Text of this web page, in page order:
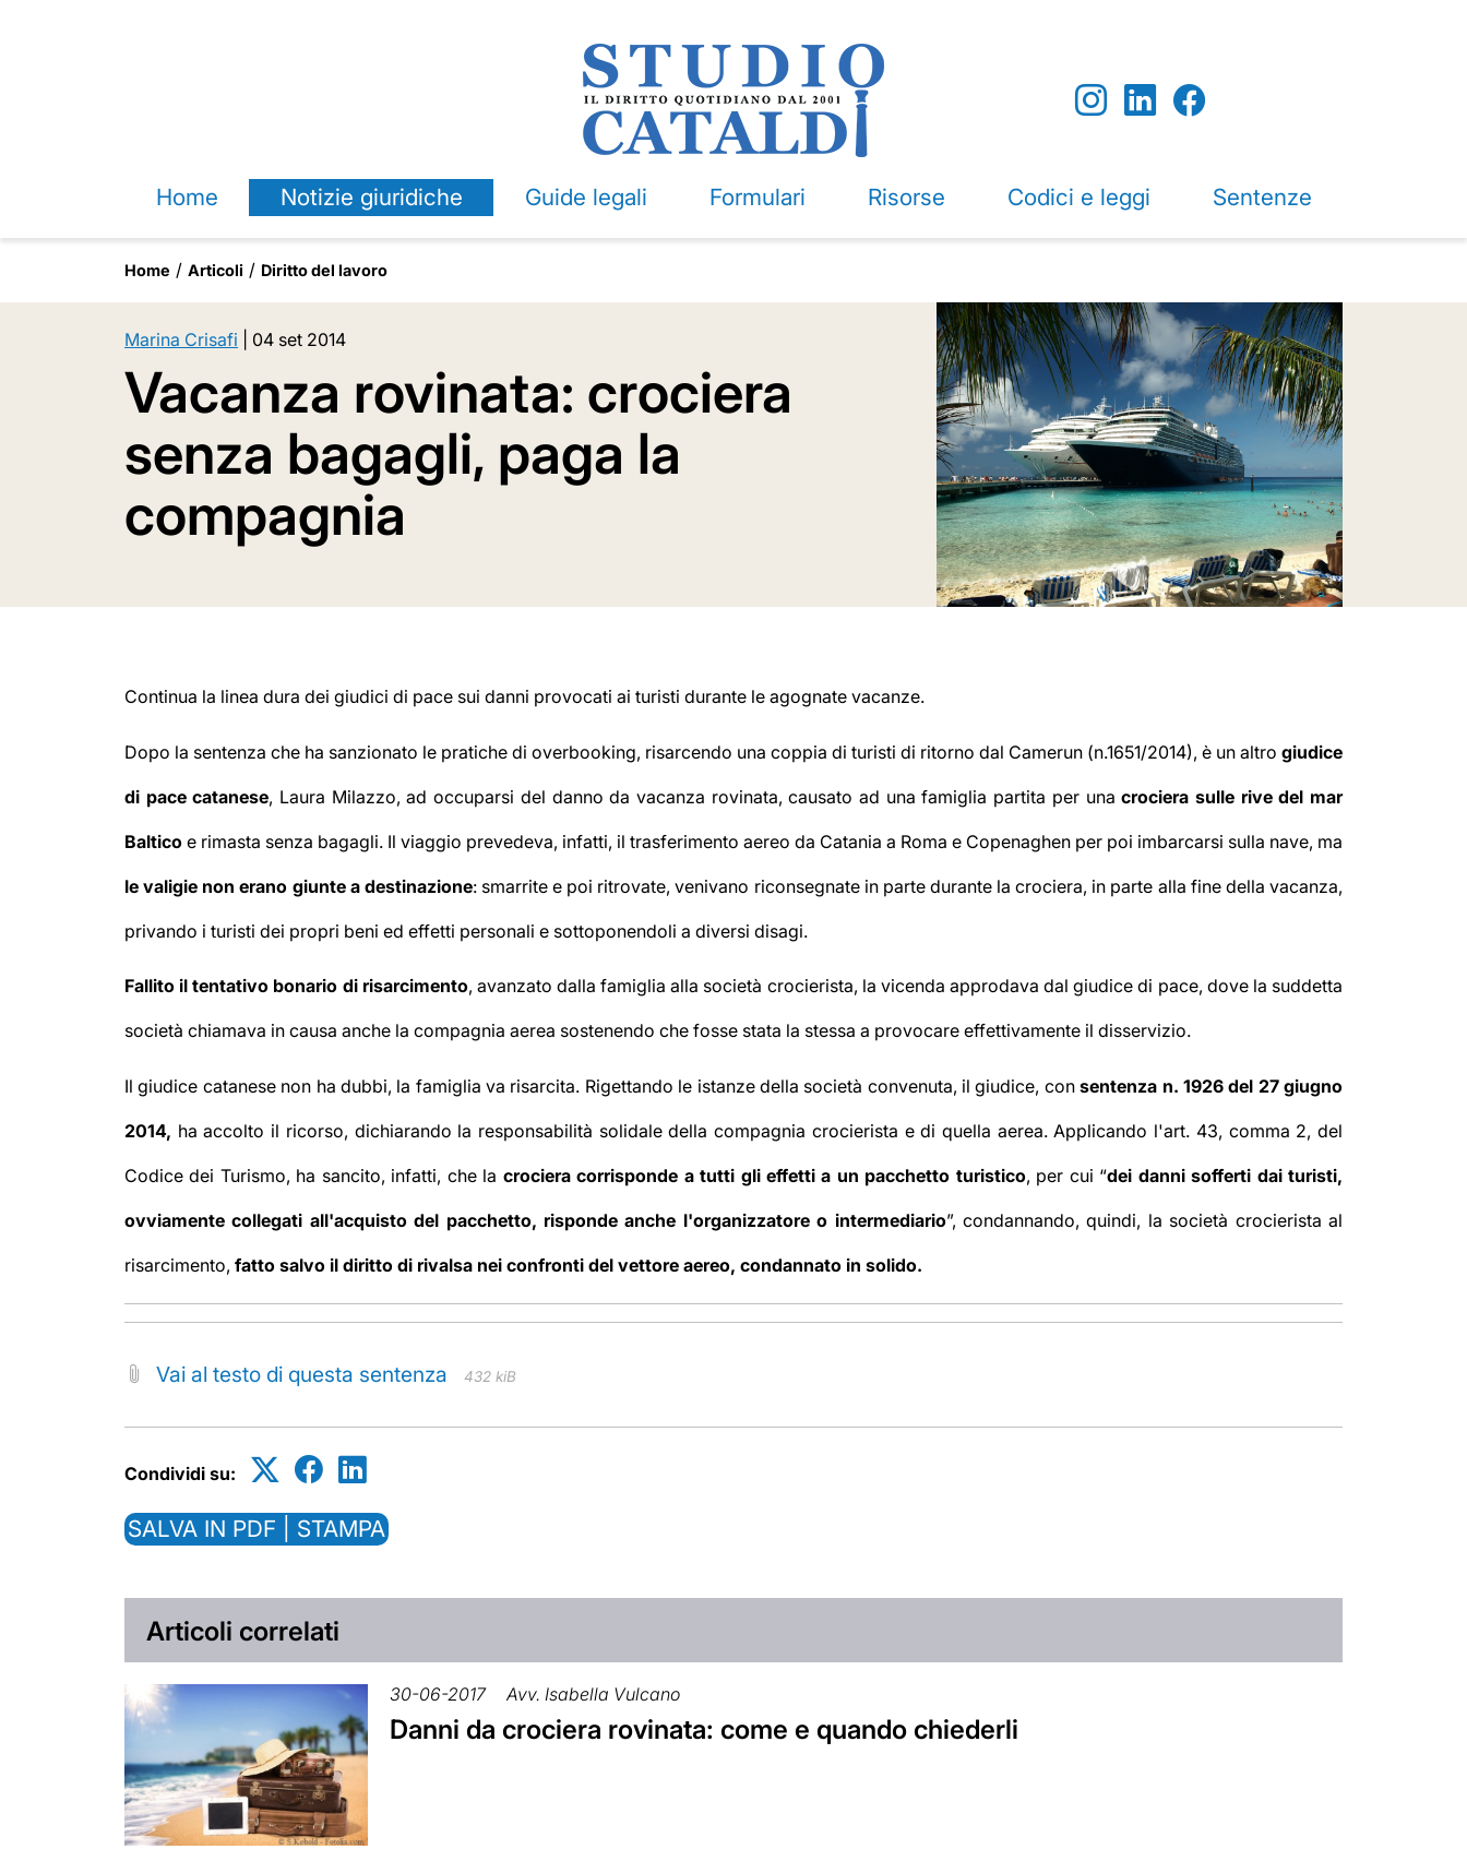
Home Notizie giuridiche Guide legali Formulari Risorse Codici e leggi Sentenze
Home Articoli Diritto del lavoro
Marina Crisafi 04 set 2014
Vacanza rovinata: crociera
senza bagagli, paga la
compagnia
Continua la linea dura dei giudici di pace sui danni provocati ai turisti durante le agognate vacanze.
Dopo la sentenza che ha sanzionato le pratiche di overbooking, risarcendo una coppia di turisti di ritorno dal Camerun (n.1651/2014), è un altro giudice
di pace catanese, Laura Milazzo, ad occuparsi del danno da vacanza rovinata, causato ad una famiglia partita per unacrociera sulle rive del mar
Baltico e rimasta senza bagagli. Il viaggio prevedeva, infatti, il trasferimento aereo da Catania a Roma e Copenaghen per poi imbarcarsi sulla nave, ma
le valigie non erano giunte a destinazione: smarrite e poi ritrovate, venivano riconsegnate in parte durante la crociera, in parte alla fine della vacanza,
privando i turisti dei propri beni ed effetti personali e sottoponendoli a diversi disagi.
Fallito il tentativo bonario di risarcimento, avanzato dalla famiglia alla società crocierista, la vicenda approdava dal giudice di pace, dove la suddetta
società chiamava in causa anche la compagnia aerea sostenendo che fosse stata la stessa a provocare effettivamente il disservizio.
Il giudice catanese non ha dubbi, la famiglia va risarcita. Rigettando le istanze della società convenuta, il giudice, consentenza n. 1926 del 27 giugno
2014, ha accolto il ricorso, dichiarando la responsabilità solidale della compagnia crocierista e di quella aerea. Applicando l'art. 43, comma 2, del
Codice dei Turismo, ha sancito, infatti, che la crociera corrisponde a tutti gli effetti a un pacchetto turistico, per cui “dei danni sofferti dai turisti,
ovviamente collegati all'acquisto del pacchetto, risponde anche l'organizzatore o intermediario”, condannando, quindi, la società crocierista al
risarcimento, fatto salvo il diritto di rivalsa nei confronti del vettore aereo, condannato in solido.
Vai al testo di questa sentenza 432 kiB
Condividi su:
SALVA IN PDF | STAMPA
Articoli correlati
30-06-2017 Avv. Isabella Vulcano
Danni da crociera rovinata: come e quando chiederli